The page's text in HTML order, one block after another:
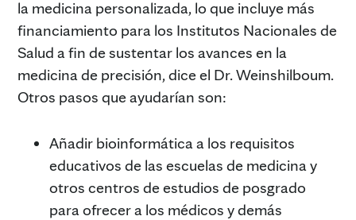
la medicina personalizada, lo que incluye más
financiamiento para los Institutos Nacionales de
Salud a fin de sustentar los avances en la
medicina de precisión, dice el Dr. Weinshilboum.
Otros pasos que ayudarían son:
Añadir bioinformática a los requisitos
educativos de las escuelas de medicina y
otros centros de estudios de posgrado
para ofrecer a los médicos y demás